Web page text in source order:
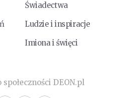
Świadectwa
Ludzie i inspiracje
Imiona i święci
społeczności DEON.pl